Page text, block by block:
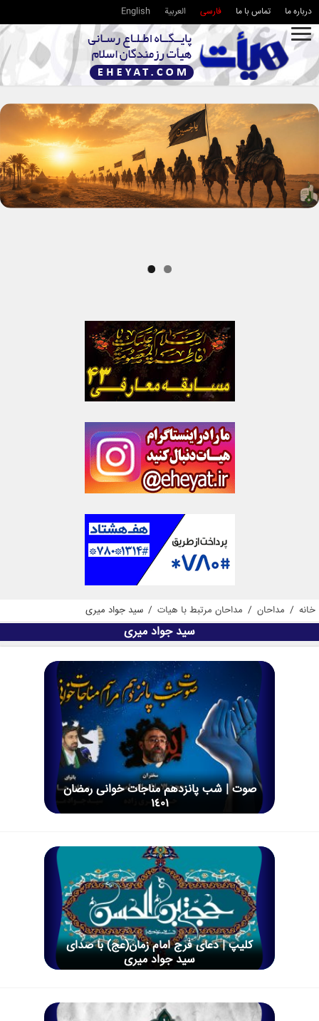
درباره ما تماس با ما فارسی العربية English
خانه / مداحان / مداحان مرتبط با هیات / سید جواد میری
سید جواد میری
صوت | شب پانزدهم مناجات خوانی رمضان
1401
کلیپ | دعای فرج امام زمان(عج) با صدای
سید جواد میری